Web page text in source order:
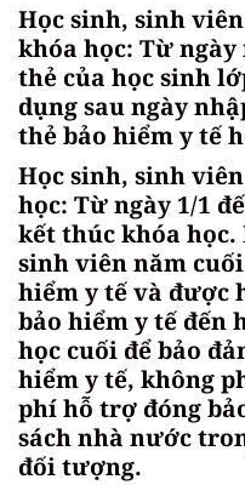
Học sinh, sinh
khóa học: Từ
thẻ của học sinh
dụng sau ngày
thẻ bảo hiểm y tế
Học sinh, sinh
học: Từ ngày 1/1
kết thúc khóa
sinh viên năm
hiểm y tế và được
bảo hiểm y tế đến
học cuối để bảo
hiểm y tế, không
phí hỗ trợ đóng
sách nhà nước
đối tượng.